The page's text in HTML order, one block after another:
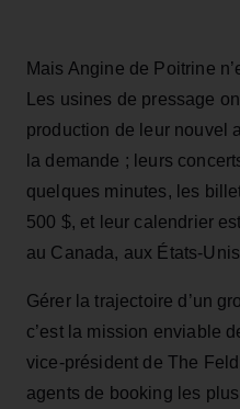
Mais Angine de Poitrine
Les usines de pressage
production de leur nouvel
la demande ; leurs
quelques minutes, les
500 $, et leur calendrier
au Canada, aux
Gérer la trajectoire d’un
c’est la mission enviable
vice‑président de The
agents de booking les